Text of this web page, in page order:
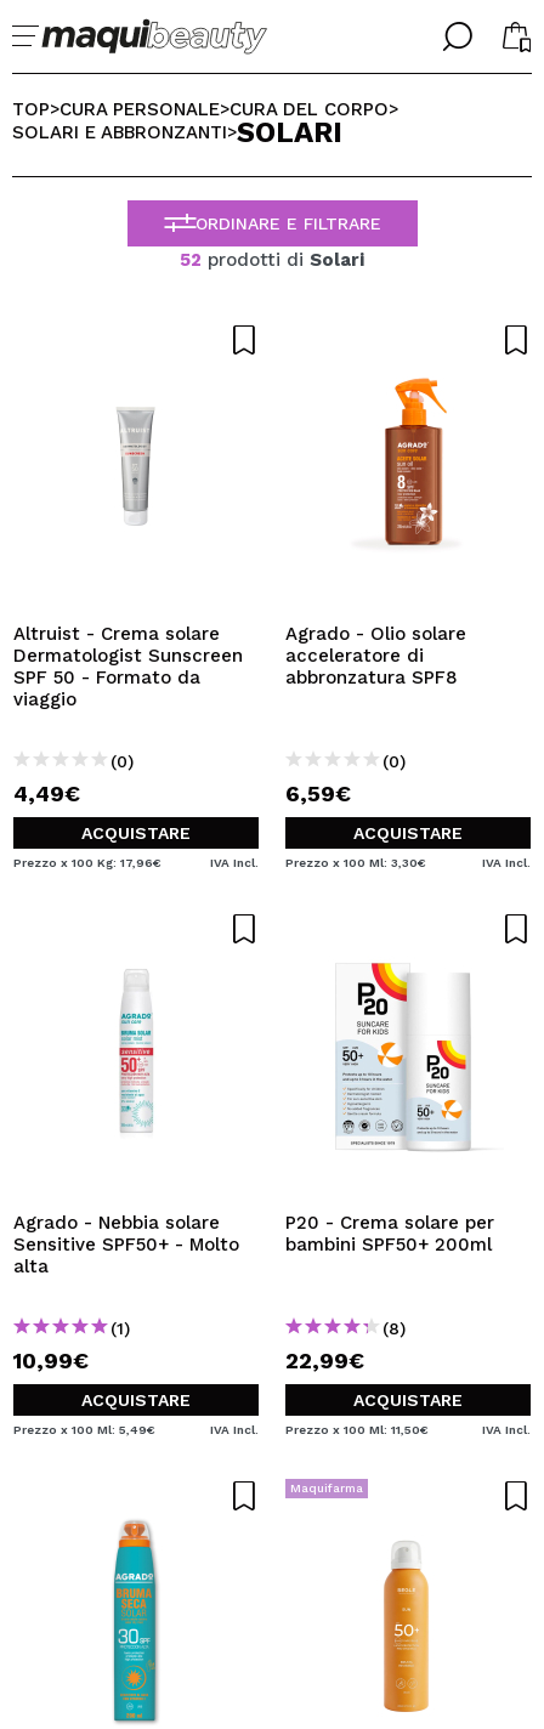
╳
Sono già #maquilover, ho un account
Ha dimenticato la password?
Non ho un account qui
acquisti velocemente, controllare lo stato dei tuoi ordini e
consultare le tue operazioni precedenti.
╳
SELEZIONA LA TUA LINGUA
ITALIANO
ESPAÑOL
ENGLISH
FRANCES
TOP>CURA PERSONALE>CURA DEL CORPO>
SOLARI E ABBRONZANTI>SOLARI
ORDINARE E FILTRARE
52 prodotti di Solari
Altruist - Crema solare
Dermatologist Sunscreen
SPF 50 - Formato da
viaggio
(0)
4,49€
ACQUISTARE
Prezzo x 100 Kg: 17,96€ IVA Incl.
Agrado - Olio solare
acceleratore di
abbronzatura SPF8
(0)
6,59€
ACQUISTARE
Prezzo x 100 Ml: 3,30€ IVA Incl.
Agrado - Nebbia solare
Sensitive SPF50+ - Molto
alta
(1)
10,99€
ACQUISTARE
Prezzo x 100 Ml: 5,49€ IVA Incl.
P20 - Crema solare per
bambini SPF50+ 200ml
(8)
22,99€
ACQUISTARE
Prezzo x 100 Ml: 11,50€ IVA Incl.
Maquifarma